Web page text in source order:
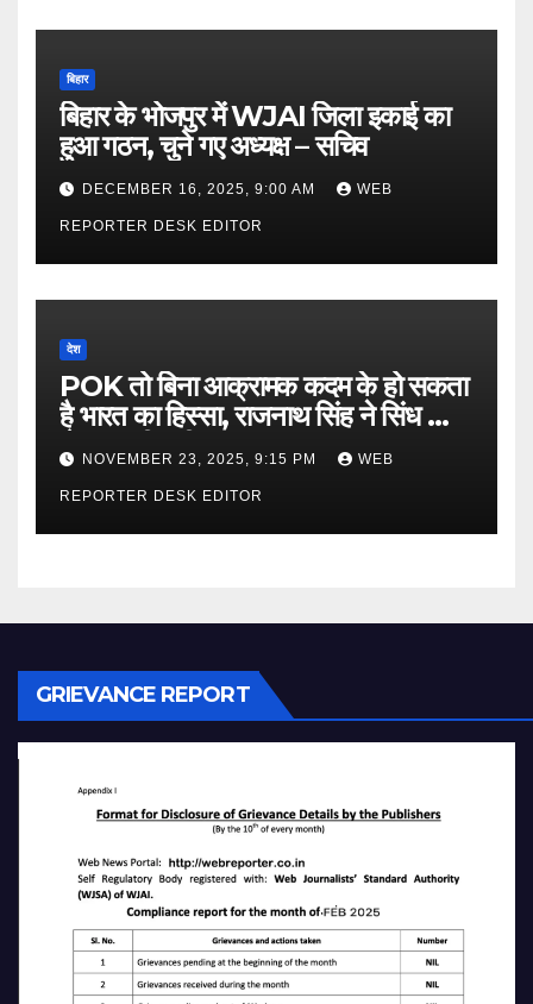
बिहार
बिहार के भोजपुर में WJAI जिला इकाई का
हुआ गठन, चुने गए अध्यक्ष – सचिव
DECEMBER 16, 2025, 9:00 AM WEB
REPORTER DESK EDITOR
देश
POK तो बिना आक्रामक कदम के हो सकता
है भारत का हिस्सा, राजनाथ सिंह ने सिंध को
लेकर कही बड़ी बात…
NOVEMBER 23, 2025, 9:15 PM WEB
REPORTER DESK EDITOR
GRIEVANCE REPORT